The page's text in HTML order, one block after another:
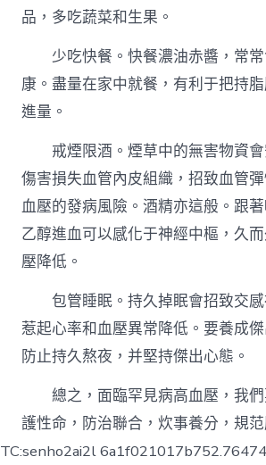
品，多吃蔬菜和生果。
少吃快餐。快餐濃油赤醬，常
康。盡量在家中就餐，有利于把持
進量。
戒煙限酒。煙草中的無害物資
傷害損失血管內皮組織，招致血管
血壓的發病風險。酒精亦這般。跟著
乙醇進血可以感化于神經中樞，久
壓降低。
包管睡眠。持久掉眠會招致交感
惹起心率和血壓異常降低。要養成傑
防止持久熬夜，并堅持傑出心態。
總之，面臨罕見病高血壓，我
護性命，防治聯合，炊事養分，規范
TC:senho2ai2l